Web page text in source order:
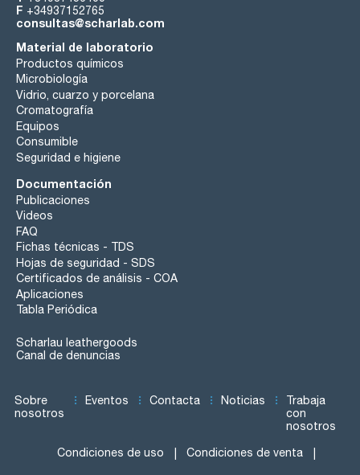
F +34937152765
consultas@scharlab.com
Material de laboratorio
Productos químicos
Microbiología
Vidrio, cuarzo y porcelana
Cromatografía
Equipos
Consumible
Seguridad e higiene
Documentación
Publicaciones
Videos
FAQ
Fichas técnicas - TDS
Hojas de seguridad - SDS
Certificados de análisis - COA
Aplicaciones
Tabla Periódica
Scharlau leathergoods
Canal de denuncias
Sobre
nosotros
Eventos Contacta Noticias
Trabaja
con
nosotros
Condiciones de uso Condiciones de venta